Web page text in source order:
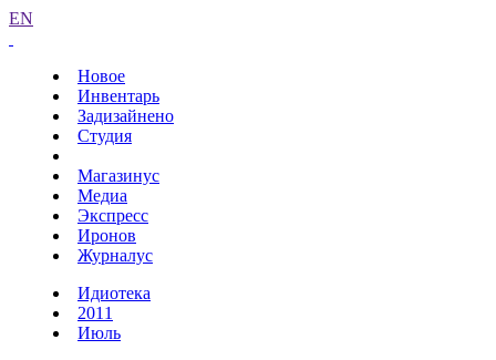
EN
Новое
Инвентарь
Задизайнено
Студия
Магазинус
Медиа
Экспресс
Иронов
Журналус
Идиотека
2011
Июль